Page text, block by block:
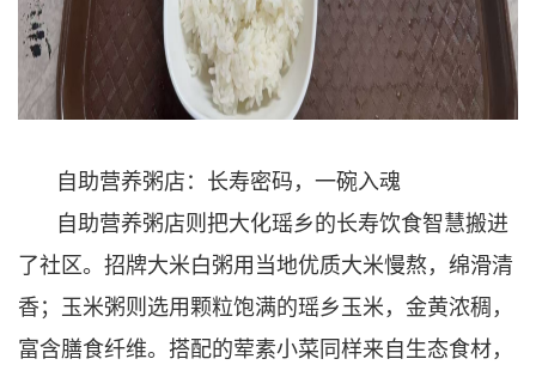
自助营养粥店：长寿密码，一碗入魂
自助营养粥店则把大化瑶乡的长寿饮食智慧搬进
了社区。招牌大米白粥用当地优质大米慢熬，绵滑清
香；玉米粥则选用颗粒饱满的瑶乡玉米，金黄浓稠，
富含膳食纤维。搭配的荤素小菜同样来自生态食材，